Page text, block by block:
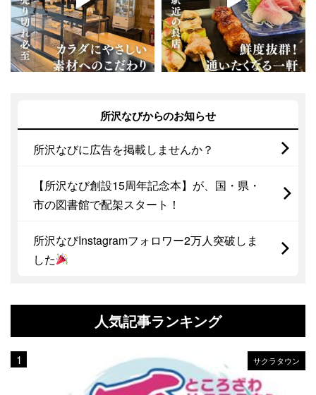
所沢なびからのお知らせ
所沢なびに広告を掲載しませんか？
【所沢なび創設15周年記念本】が、国・県・
市の図書館で配架スタート！
所沢なびInstagramフォロワー2万人突破しま
した
人気記事ランキング
サクラタウン